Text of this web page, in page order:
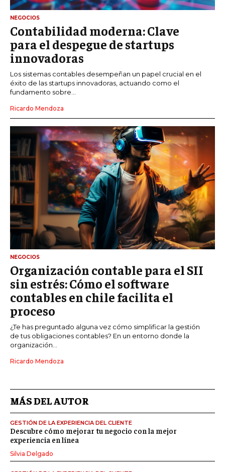
NEGOCIOS
Contabilidad moderna: Clave
para el despegue de startups
innovadoras
Los sistemas contables desempeñan un papel crucial en el
éxito de las startups innovadoras, actuando como el
fundamento sobre...
Ricardo Mendoza
NEGOCIOS
Organización contable para el SII
sin estrés: Cómo el software
contables en chile facilita el
proceso
¿Te has preguntado alguna vez cómo simplificar la gestión
de tus obligaciones contables? En un entorno donde la
organización...
Ricardo Mendoza
MÁS DEL AUTOR
GESTIÓN DE LA EXPERIENCIA DEL CLIENTE
Descubre cómo mejorar tu negocio con la mejor
experiencia en línea
Silvia Delgado